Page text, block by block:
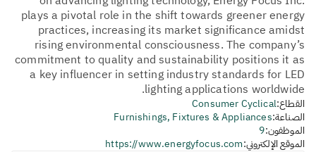
plays a pivotal role in the shift towards greener energy
practices, increasing its market significance amidst
rising environmental consciousness. The company’s
commitment to quality and sustainability positions it as
a key influencer in setting industry standards for LED
lighting applications worldwide.
القطاع:Consumer Cyclical
الصناعة:Furnishings, Fixtures & Appliances
الموظفون:9
الموقع الإلكتروني:https://www.energyfocus.com